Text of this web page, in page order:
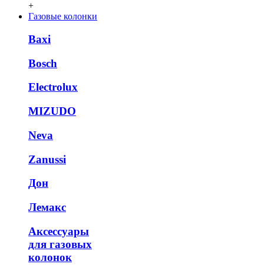
+
Газовые колонки
Baxi
Bosch
Electrolux
MIZUDO
Neva
Zanussi
Дон
Лемакс
Аксессуары
для газовых
колонок